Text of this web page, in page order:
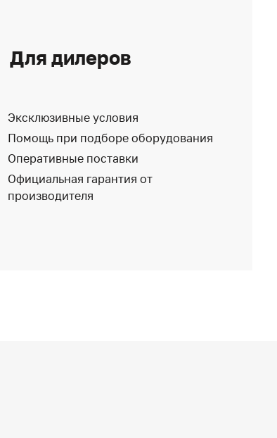
Для дилеров
Эксклюзивные условия
Помощь при подборе оборудования
Оперативные поставки
Официальная гарантия от
производителя